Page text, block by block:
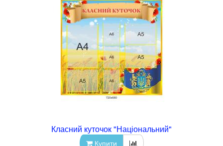
Класний куточок "Національний"
Купити